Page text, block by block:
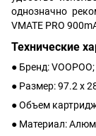
однозначно
VMATE PRO
Технические
● Бренд: VOOPOO;
● Размер: 97.2 х
● Объем
● Материал: